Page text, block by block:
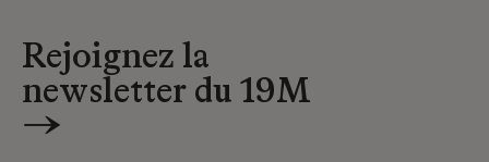
Rejoignez la
newsletter du 19M
→